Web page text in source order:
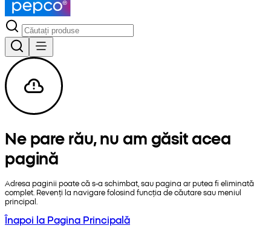
Ne pare rău, nu am găsit acea
pagină
Adresa paginii poate că s-a schimbat, sau pagina ar putea fi eliminată
complet. Revenți la navigare folosind funcția de căutare sau meniul
principal.
Înapoi la Pagina Principală